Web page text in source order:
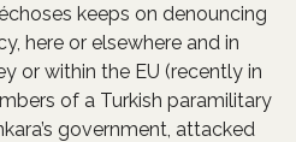
keeps on denouncing
here or elsewhere and in
or within the EU (recently in
of a Turkish paramilitary
government, attacked